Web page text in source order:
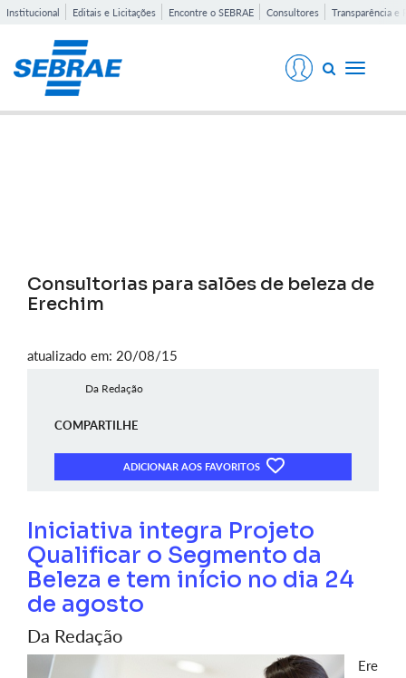
Institucional Editais e Licitações Encontre o SEBRAE Consultores Transparência e
Toggle
Consultorias para salões de beleza de
Erechim
atualizado em: 20/08/15
Da Redação
COMPARTILHE
ADICIONAR AOS FAVORITOS
Iniciativa integra Projeto
Qualificar o Segmento da
Beleza e tem início no dia 24
de agosto
Da Redação
Ere